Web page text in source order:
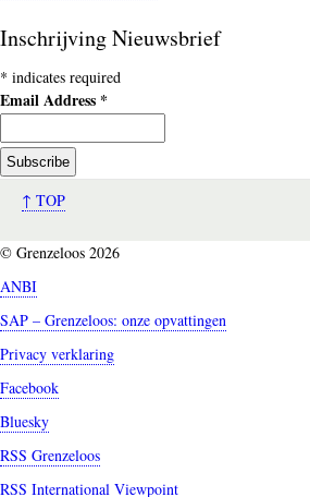
Inschrijving Nieuwsbrief
* indicates required
Email Address *
↑ TOP
© Grenzeloos 2026
ANBI
SAP – Grenzeloos: onze opvattingen
Privacy verklaring
Facebook
Bluesky
RSS Grenzeloos
RSS International Viewpoint